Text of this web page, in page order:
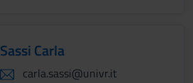
Sassi Carla
carla.sassi@univr.it